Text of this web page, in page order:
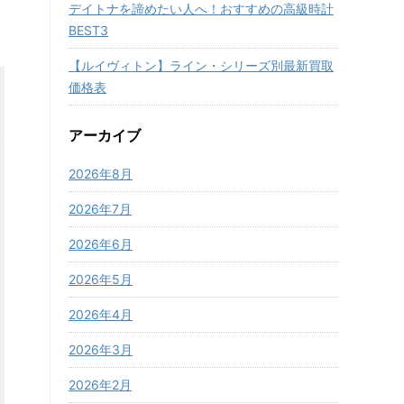
デイトナを諦めたい人へ！おすすめの高級時計
BEST3
【ルイヴィトン】ライン・シリーズ別最新買取
価格表
アーカイブ
2026年8月
2026年7月
2026年6月
2026年5月
2026年4月
2026年3月
2026年2月